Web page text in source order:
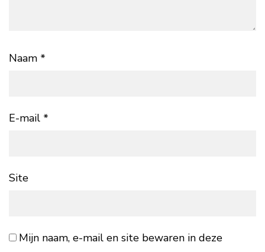
Naam *
E-mail *
Site
Mijn naam, e-mail en site bewaren in deze